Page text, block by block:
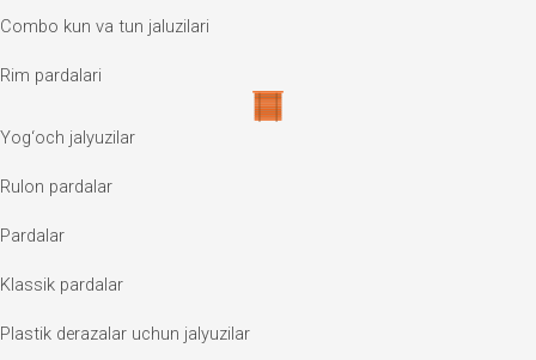
Combo kun va tun jaluzilari
Rim pardalari
Yog‘och jalyuzilar
Rulon pardalar
Pardalar
Klassik pardalar
Plastik derazalar uchun jalyuzilar